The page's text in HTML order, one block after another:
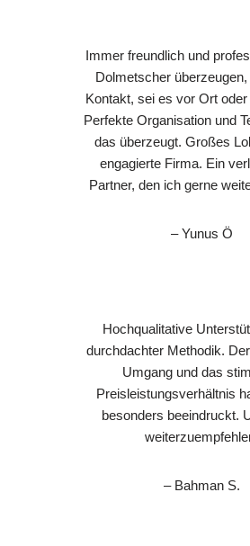
Immer freundlich und
Dolmetscher überzeugen,
Kontakt, sei es vor Ort oder
Perfekte Organisation und
das überzeugt. Großes
engagierte Firma. Ein
Partner, den ich gerne
– Yunus Ö
Hochqualitative
durchdachter Methodik.
Umgang und das
Preisleistungsverhältnis
besonders beeindruckt.
– Bahman S.